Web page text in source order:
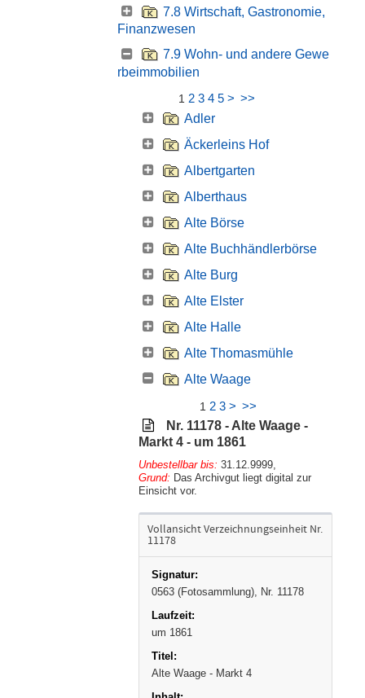
7.8 Wirtschaft, Gastronomie,
Finanzwesen
7.9 Wohn- und andere Gewe
rbeimmobilien
1 2 3 4 5 > >>
Adler
Äckerleins Hof
Albertgarten
Alberthaus
Alte Börse
Alte Buchhändlerbörse
Alte Burg
Alte Elster
Alte Halle
Alte Thomasmühle
Alte Waage
1 2 3 > >>
Nr. 11178 - Alte Waage -
Markt 4 - um 1861
Unbestellbar bis: 31.12.9999,
Grund: Das Archivgut liegt digital zur
Einsicht vor.
Vollansicht Verzeichnungseinheit Nr.
11178
0563 (Fotosammlung), Nr. 11178
um 1861
Alte Waage - Markt 4